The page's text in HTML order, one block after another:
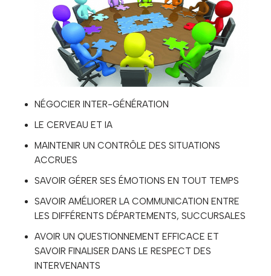
NÉGOCIER INTER-GÉNÉRATION
LE CERVEAU ET IA
MAINTENIR UN CONTRÔLE DES SITUATIONS
ACCRUES
SAVOIR GÉRER SES ÉMOTIONS EN TOUT TEMPS
SAVOIR AMÉLIORER LA COMMUNICATION ENTRE
LES DIFFÉRENTS DÉPARTEMENTS, SUCCURSALES
AVOIR UN QUESTIONNEMENT EFFICACE ET
SAVOIR FINALISER DANS LE RESPECT DES
INTERVENANTS